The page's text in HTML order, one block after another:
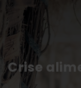
Crise